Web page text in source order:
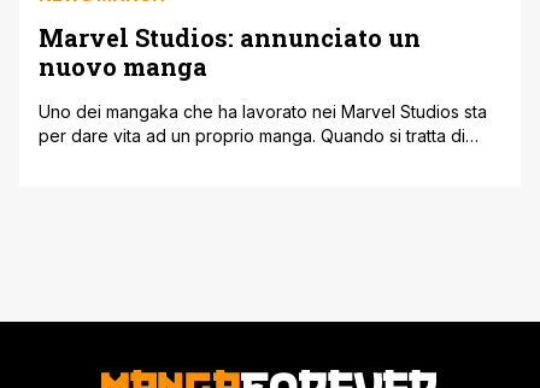
Marvel Studios: annunciato un
nuovo manga
Uno dei mangaka che ha lavorato nei Marvel Studios sta
per dare vita ad un proprio manga. Quando si tratta di